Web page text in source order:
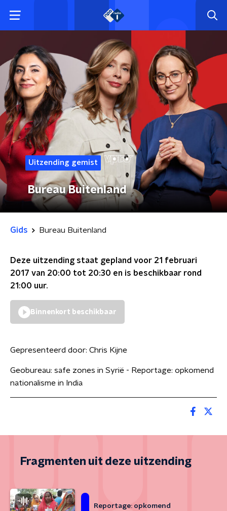
Uitzending gemist
Bureau Buitenland
Gids Bureau Buitenland
Deze uitzending staat gepland voor 21 februari
2017 van 20:00 tot 20:30 en is beschikbaar rond
21:00 uur.
Binnenkort beschikbaar
Gepresenteerd door: Chris Kijne
Geobureau: safe zones in Syrië - Reportage: opkomend
nationalisme in India
Fragmenten uit deze uitzending
Reportage: opkomend